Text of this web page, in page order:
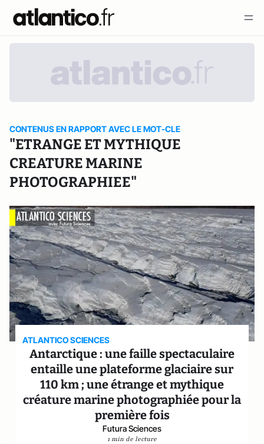
CONTENUS EN RAPPORT AVEC LE MOT-CLE
"ETRANGE ET MYTHIQUE
CREATURE MARINE
PHOTOGRAPHIEE"
ATLANTICO SCIENCES
Antarctique : une faille spectaculaire
entaille une plateforme glaciaire sur
110 km ; une étrange et mythique
créature marine photographiée pour la
première fois
Futura Sciences
1 min de lecture